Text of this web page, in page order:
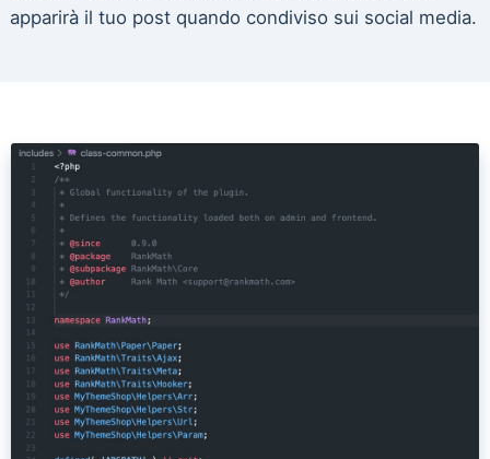
apparirà il tuo post quando condiviso sui social media.